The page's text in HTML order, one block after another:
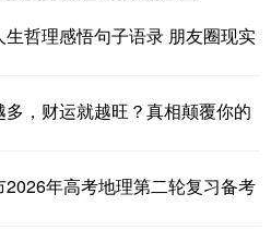
哲理感悟句子语录 朋友圈现实
，财运就越旺？真相颠覆你的
年高考地理第二轮复习备考